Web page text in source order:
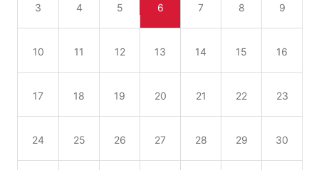
3 4 5 6 7 8 9
10 11 12 13 14 15 16
17 18 19 20 21 22 23
24 25 26 27 28 29 30